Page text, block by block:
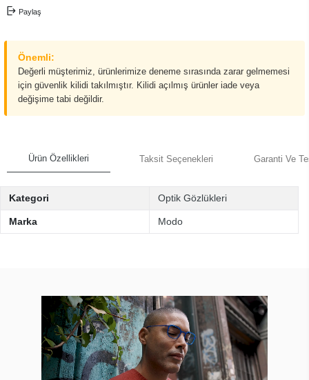
Paylaş
Önemli:
Değerli müşterimiz, ürünlerimize deneme sırasında zarar gelmemesi
için güvenlik kilidi takılmıştır. Kilidi açılmış ürünler iade veya
değişime tabi değildir.
Ürün Özellikleri Taksit Seçenekleri Garanti Ve
Kategori Optik Gözlükleri
Marka Modo